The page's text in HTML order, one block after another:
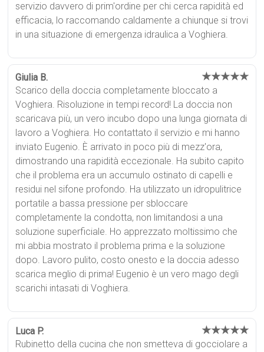
servizio davvero di prim'ordine per chi cerca rapidità ed
efficacia, lo raccomando caldamente a chiunque si trovi
in una situazione di emergenza idraulica a Voghiera.
Giulia B. ★★★★★
Scarico della doccia completamente bloccato a
Voghiera. Risoluzione in tempi record! La doccia non
scaricava più, un vero incubo dopo una lunga giornata di
lavoro a Voghiera. Ho contattato il servizio e mi hanno
inviato Eugenio. È arrivato in poco più di mezz'ora,
dimostrando una rapidità eccezionale. Ha subito capito
che il problema era un accumulo ostinato di capelli e
residui nel sifone profondo. Ha utilizzato un idropulitrice
portatile a bassa pressione per sbloccare
completamente la condotta, non limitandosi a una
soluzione superficiale. Ho apprezzato moltissimo che
mi abbia mostrato il problema prima e la soluzione
dopo. Lavoro pulito, costo onesto e la doccia adesso
scarica meglio di prima! Eugenio è un vero mago degli
scarichi intasati di Voghiera.
Luca P. ★★★★★
Rubinetto della cucina che non smetteva di gocciolare a